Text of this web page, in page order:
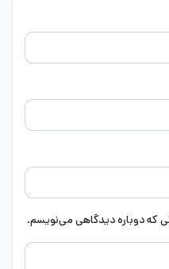
که دوباره دیدگاهی می‌نویسم.